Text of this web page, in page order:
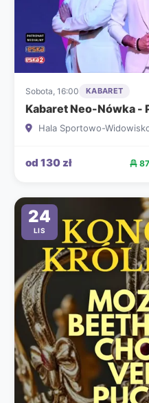
Sobota, 16:00 KABARET
Kabaret Neo-Nówka -
Hala Sportowo-
od 130 zł
24
LIS